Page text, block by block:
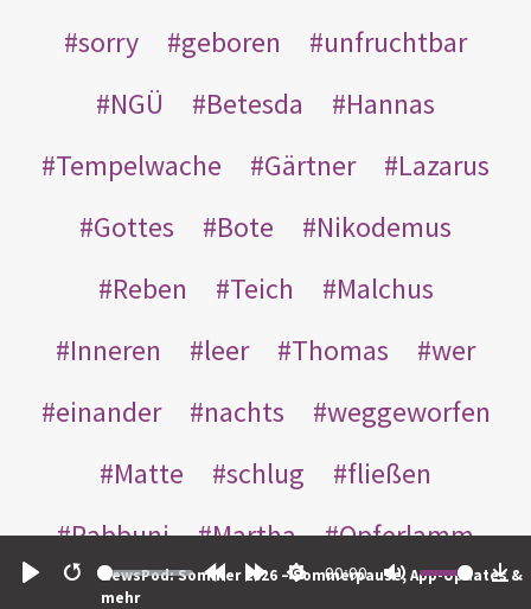
Restart
00:00
NewsPod: Sommer 2026 – Sommerpause, App-Updates &
mehr
sorry
geboren
unfruchtbar
NGÜ
Betesda
Hannas
Tempelwache
Gärtner
Lazarus
Gottes
Bote
Nikodemus
Reben
Teich
Malchus
Inneren
leer Thomas
wer
einander
nachts
weggeworfen
Matte
schlug
fließen
Rabbuni
Martha
Opferlamm
gewaschen
jüdischen